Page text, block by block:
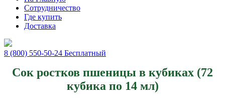
Сотрудничество
Где купить
Доставка
8 (800) 550-50-24 Бесплатный
Сок ростков пшеницы в кубиках (72
кубика по 14 мл)